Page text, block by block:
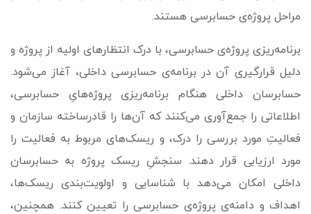
مراحل پروژه‌ی حسابرسی هستند.
برنامه‌ریزی پروژه‌ی حسابرسی، با درک انتظارهای اولیه از پروژه و
دلیل قرارگیری آن در برنامه‌ی حسابرسی داخلی، آغاز می‌شود.
حسابرسان داخلی هنگام برنامه‌ریزی پروژه­‌هایِ حسابرسی،
اطلاعاتی را جمع‌آوری می‌کنند که آن‌­ها را قادرساخته سازمان و
فعالیتِ مورد بررسی را درک، و ریسک‌های مربوط به فعالیت را
مورد ارزیابی قرار دهند. سنجشِ ریسک پروژه به حسابرسان
داخلی امکان می‌دهد با شناسایی و اولویت‌بندی ریسک‌ها،
اهداف و دامنه‌ی پروژه‌ی حسابرسی را تعیین کنند. همچنین،